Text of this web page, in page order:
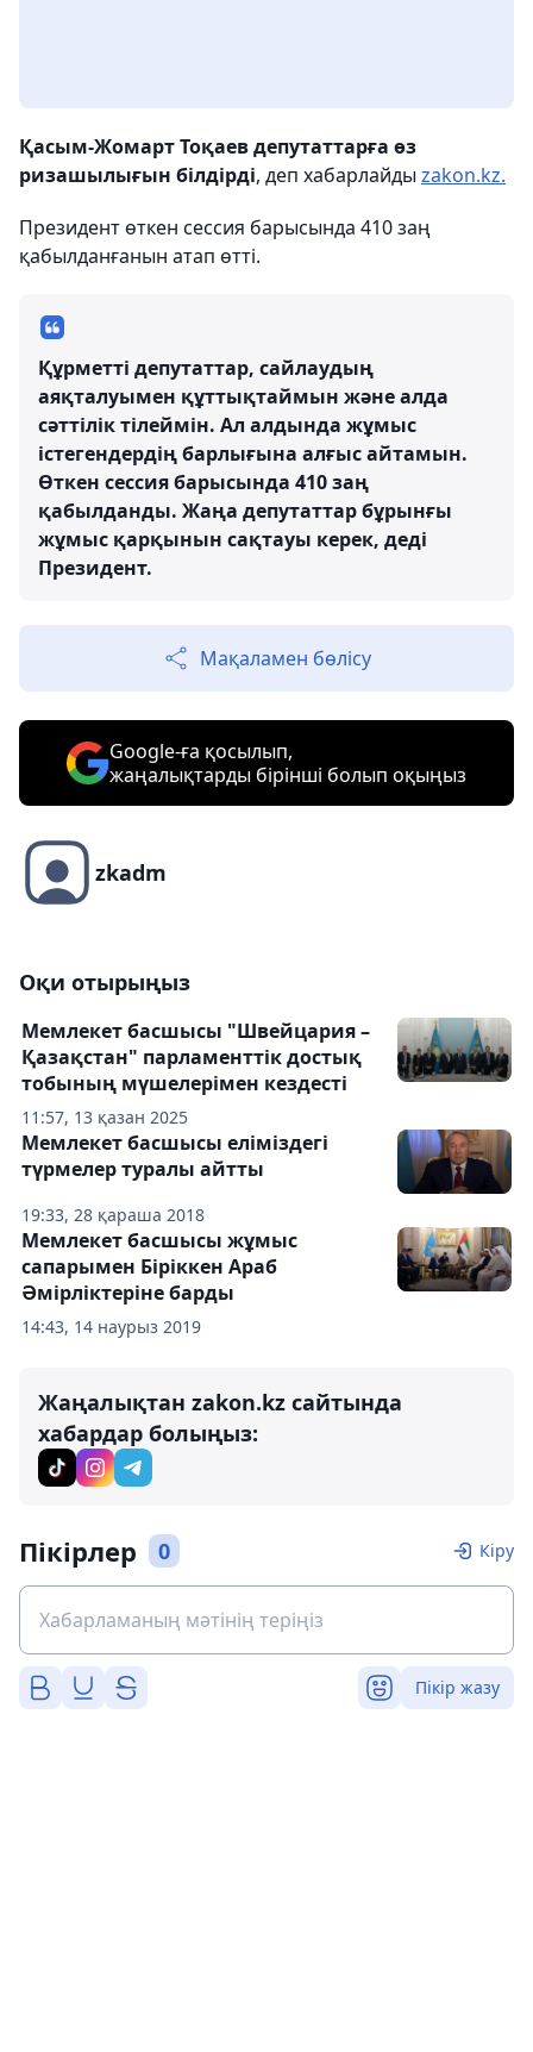
Қасым-Жомарт Тоқаев депутаттарға өз
ризашылығын білдірді, деп хабарлайды zakon.kz.
Президент өткен сессия барысында 410 заң
қабылданғанын атап өтті.
Құрметті депутаттар, сайлаудың
аяқталуымен құттықтаймын және алда
сәттілік тілеймін. Ал алдында жұмыс
істегендердің барлығына алғыс айтамын.
Өткен сессия барысында 410 заң
қабылданды. Жаңа депутаттар бұрынғы
жұмыс қарқынын сақтауы керек, деді
Президент.
Мақаламен бөлісу
Google-ға қосылып,
жаңалықтарды бірінші болып оқыңыз
zkadm
Оқи отырыңыз
11:57, 13 қазан 2025
Мемлекет басшысы "Швейцария –
Қазақстан" парламенттік достық
тобының мүшелерімен кездесті
19:33, 28 қараша 2018
Мемлекет басшысы еліміздегі
түрмелер туралы айтты
14:43, 14 наурыз 2019
Мемлекет басшысы жұмыс
сапарымен Біріккен Араб
Әмірліктеріне барды
Жаңалықтан zakon.kz сайтында
хабардар болыңыз:
Пікірлер 0 Кіру
Пікір жазу